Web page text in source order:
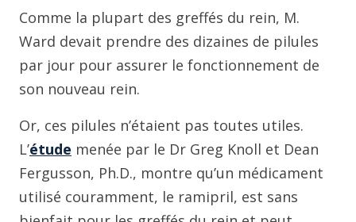
Comme la plupart des greffés du rein, M.
Ward devait prendre des dizaines de pilules
par jour pour assurer le fonctionnement de
son nouveau rein.
Or, ces pilules n’étaient pas toutes utiles.
L’étude menée par le Dr Greg Knoll et Dean
Fergusson, Ph.D., montre qu’un médicament
utilisé couramment, le ramipril, est sans